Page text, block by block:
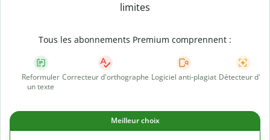
limites
Tous les abonnements Premium comprennent :
Reformuler
un texte
Correcteur d'orthographe Logiciel anti-plagiat Détecteur d'IA
Meilleur choix